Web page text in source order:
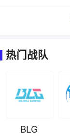
热门战队
BLG